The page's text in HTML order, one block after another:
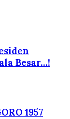
Besar…!
1957